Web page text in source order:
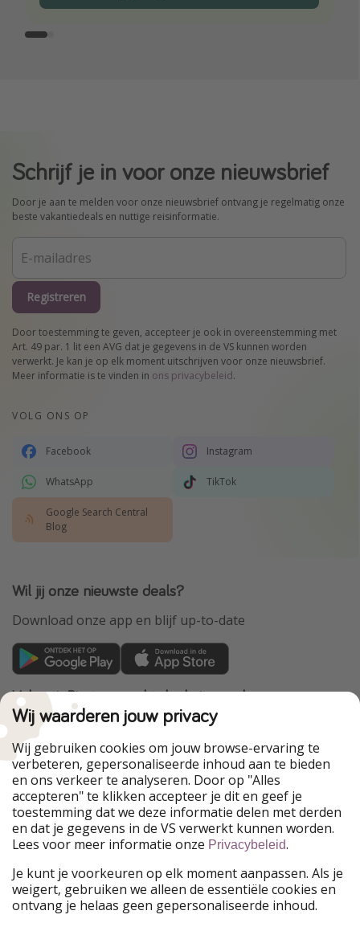
Schrijf je in voor onze nieuwsbrief
Door je aan te melden voor onze nieuwsbrief ontvang je regelmatig onze
beste vakantiedeals en nuttige reisinformatie.
Registreren
Door toestemming te geven, accepteer je ook in overeenstemming met
Art. 49 par. 1 lit een AVG dat je gegevens in de VS kunnen worden
verwerkt. Je kan je op elk moment uitschrijven voor onze nieuwsbrief.
Meer informatie is te vinden in ons privacybeleid.
VOLG ONS OP
Facebook Instagram
WhatsApp TikTok
Google Search Central
Blog
Wil jij onze nieuwste deals?
Download onze app en blijf up-to-date
VakantiePiraten maakt deel uit van de
HolidayPirates Group
Onze markten
PiratinViaggio
HolidayPirates
WakacyjniPiraci
VoyagesPirates
Ferienpiraten
Urlaubspiraten
Urlaubspiraten
ViajerosPiratas
TravelPirates
HolidayPirates Group
Leer ons kennen Juridisch
Wij waarderen jouw privacy
Wij gebruiken cookies om jouw browse-ervaring te
verbeteren, gepersonaliseerde inhoud aan te bieden
en ons verkeer te analyseren. Door op "Alles
accepteren" te klikken accepteer je dit en geef je
toestemming dat we deze informatie delen met derden
en dat je gegevens in de VS verwerkt kunnen worden.
Lees voor meer informatie onze Privacybeleid.
Je kunt je voorkeuren op elk moment aanpassen. Als je
weigert, gebruiken we alleen de essentiële cookies en
ontvang je helaas geen gepersonaliseerde inhoud.